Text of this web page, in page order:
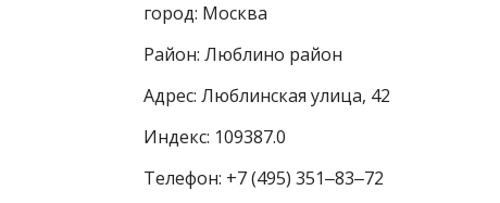
город: Москва
Район: Люблино район
Адрес: Люблинская улица, 42
Индекс: 109387.0
Телефон: +7 (495) 351‒83‒72